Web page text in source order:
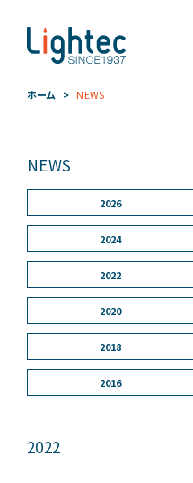
ホーム NEWS
NEWS
2026
2024
2022
2020
2018
2016
2022